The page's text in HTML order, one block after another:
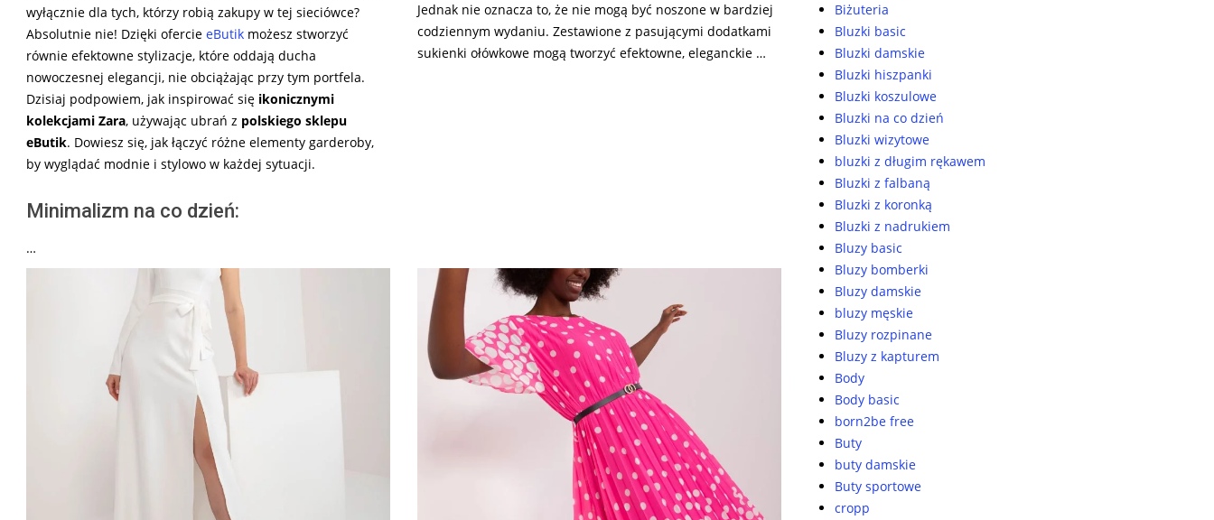
wyłącznie dla tych, którzy robią zakupy w tej sieciówce?
Absolutnie nie! Dzięki ofercie eButik możesz stworzyć
równie efektowne stylizacje, które oddają ducha
nowoczesnej elegancji, nie obciążając przy tym portfela.
Dzisiaj podpowiem, jak inspirować się ikonicznymi
kolekcjami Zara, używając ubrań z polskiego sklepu
eButik. Dowiesz się, jak łączyć różne elementy garderoby,
by wyglądać modnie i stylowo w każdej sytuacji.
Minimalizm na co dzień:
…
Jednak nie oznacza to, że nie mogą być noszone w bardziej
codziennym wydaniu. Zestawione z pasującymi dodatkami
sukienki ołówkowe mogą tworzyć efektowne, eleganckie …
Biżuteria
Bluzki basic
Bluzki damskie
Bluzki hiszpanki
Bluzki koszulowe
Bluzki na co dzień
Bluzki wizytowe
bluzki z długim rękawem
Bluzki z falbaną
Bluzki z koronką
Bluzki z nadrukiem
Bluzy basic
Bluzy bomberki
Bluzy damskie
bluzy męskie
Bluzy rozpinane
Bluzy z kapturem
Body
Body basic
born2be free
Buty
buty damskie
Buty sportowe
cropp